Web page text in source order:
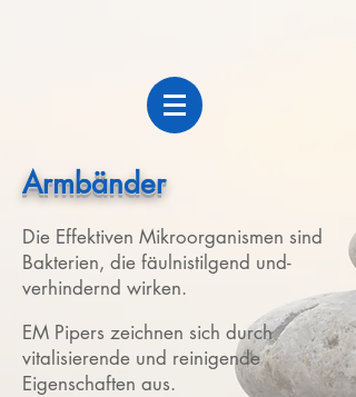
Armbänder
Die Effektiven Mikroorganismen sind
Bakterien, die fäulnistilgend und-
verhindernd wirken.
EM Pipers zeichnen sich durch
vitalisierende und reinigende
Eigenschaften aus.